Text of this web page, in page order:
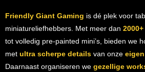
Friendly Giant Gaming is dé plek voor
miniatureliefhebbers. Met meer dan
tot volledig pre-painted mini’s, bieden we
met ultra scherpe detailsvan onze
Daarnaast organiseren we gezellige